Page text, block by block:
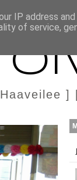
]
IP address
of service,